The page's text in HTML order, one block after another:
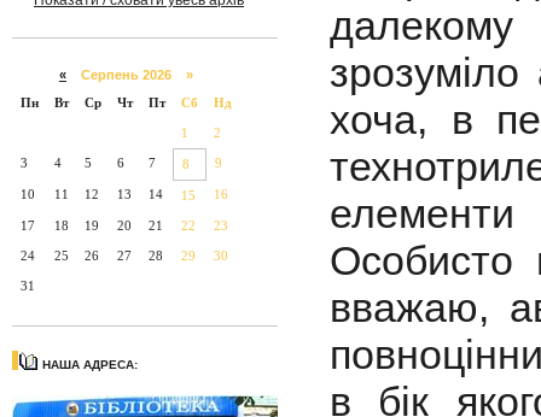
« Серпень 2026 »
Пн
Вт Ср Чт Пт Сб Нд
1 2
3 4 5 6 7 8 9
10 11 12 13 14 15 16
17 18 19 20 21 22 23
24 25 26 27 28 29 30
31
НАША АДРЕСА:
далекому
хоча, в
елементи
Особисто
вважаю,
в бік